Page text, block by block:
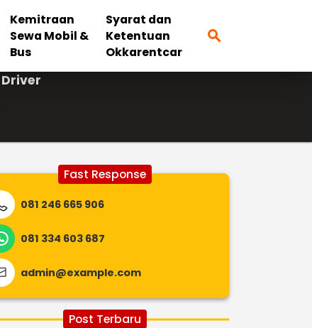
Kemitraan
Sewa Mobil &
Bus
Syarat dan
Ketentuan
Okkarentcar
search
Fast Response
081 246 665 906
081 334 603 687
admin@example.com
Post Terbaru